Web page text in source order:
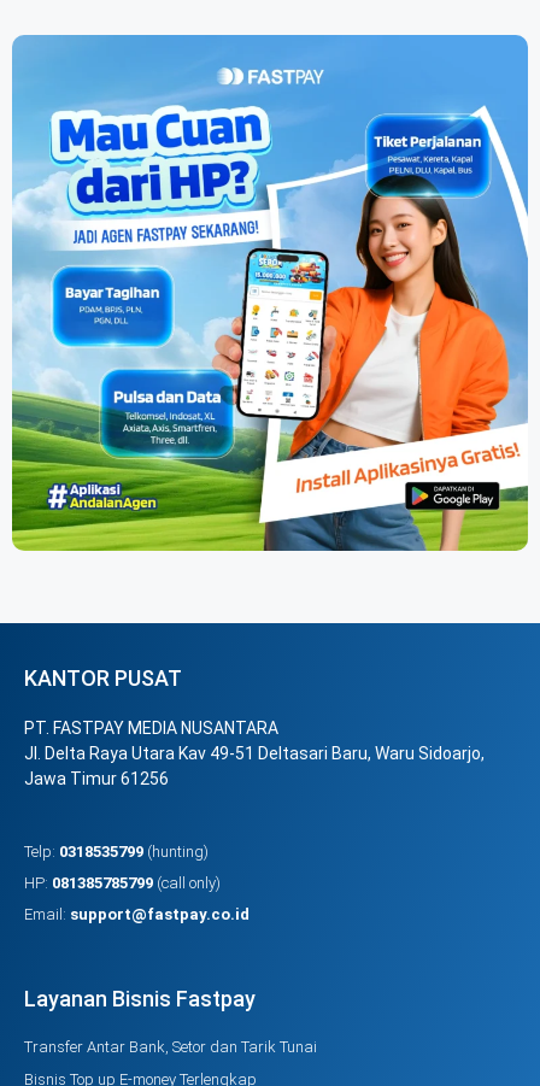
KANTOR PUSAT
PT. FASTPAY MEDIA NUSANTARA
Jl. Delta Raya Utara Kav 49-51 Deltasari Baru, Waru Sidoarjo,
Jawa Timur 61256
Telp: 0318535799 (hunting)
HP: 081385785799 (call only)
Email: support@fastpay.co.id
Layanan Bisnis Fastpay
Transfer Antar Bank, Setor dan Tarik Tunai
Bisnis Top up E-money Terlengkap